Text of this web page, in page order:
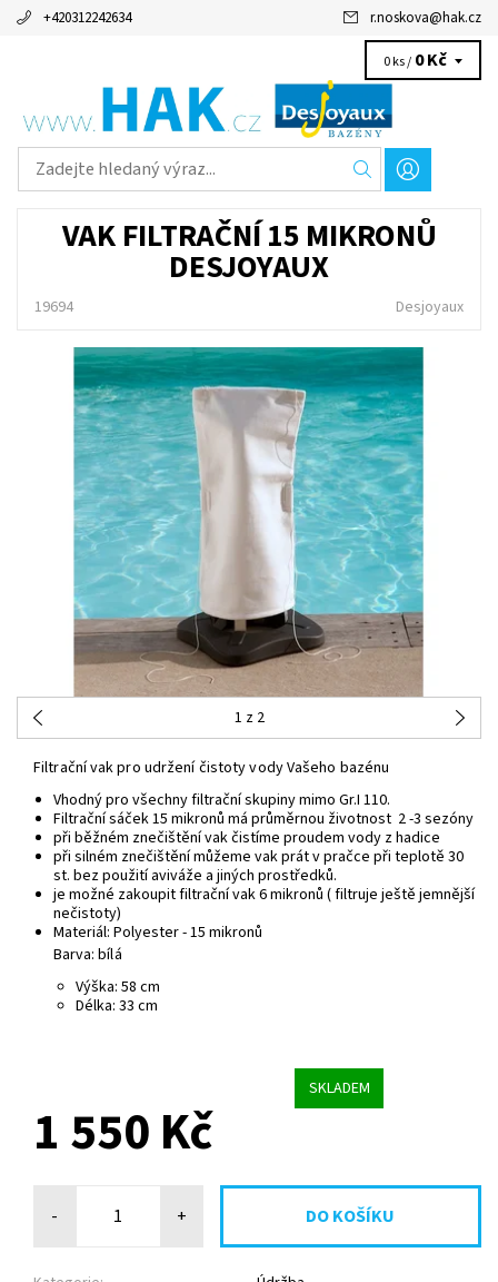
+420312242634 r.noskova@hak.cz
0 ks / 0 Kč
VAK FILTRAČNÍ 15 MIKRONŮ
DESJOYAUX
19694 Desjoyaux
1 z 2
Filtrační vak pro udržení čistoty vody Vašeho bazénu
Vhodný pro všechny filtrační skupiny mimo Gr.I 110.
Filtrační sáček 15 mikronů má průměrnou životnost 2 -3 sezóny
při běžném znečištění vak čistíme proudem vody z hadice
při silném znečištění můžeme vak prát v pračce při teplotě 30
st. bez použití aviváže a jiných prostředků.
je možné zakoupit filtrační vak 6 mikronů ( filtruje ještě jemnější
nečistoty)
Materiál: Polyester - 15 mikronů
Barva: bílá
Výška: 58 cm
Délka: 33 cm
SKLADEM
1 550 Kč
- +